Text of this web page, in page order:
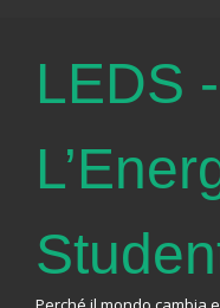
LEDS -